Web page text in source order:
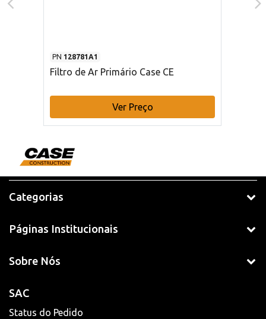
PN 128781A1
Filtro de Ar Primário Case CE
Ver Preço
Categorias
Páginas Institucionais
Sobre Nós
SAC
Status do Pedido